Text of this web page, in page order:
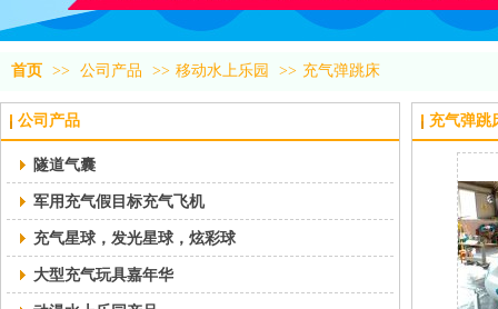
首页 >> 公司产品 >> 移动水上乐园 >> 充气弹跳床
公司产品
隧道气囊
军用充气假目标充气飞机
充气星球，发光星球，炫彩球
大型充气玩具嘉年华
充气弹跳